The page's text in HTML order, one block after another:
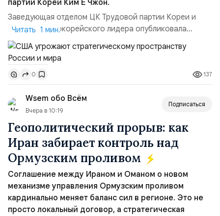
партии Кореи Ким Ё Чжон.
Заведующая отделом ЦК Трудовой партии Кореи и
сестра северокорейского лидера опубликовала
заявление для прессы в ответ на проведение Токио
совместных с флотом США запусков крылатых ракет
Томагавк.«Япония отбросила обманчивую видимость
„исключительно оборонительной страны“ и выносит
вопрос о собственном ядерном вооружении на
всеобщее обозрение, одновреме...
Читать 1 мин.
0 137
Wsem обо Всём
Вчера в 10:19
Подписаться
Геополитический прорыв: как
Иран забирает контроль над
Ормузским проливом
Соглашение между Ираном и Оманом о новом
механизме управления Ормузским проливом
кардинально меняет баланс сил в регионе. Это не
просто локальный договор, а стратегическая